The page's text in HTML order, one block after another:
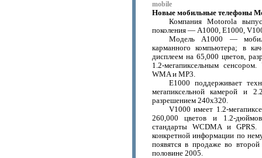
mobile
Новые мобильные телефоны
Компания Motorola
поколения — A1000, E1000,
Модель A1000 —
карманного компьютера; в
дисплеем на 65,000 цветов,
1.2-мегапиксельным
WMA и MP3.
E1000 поддерживает
мегапиксельной камерой и
разрешением 240х320.
V1000 имеет 1.2-
260,000 цветов и 1.2-
стандарты WCDMA и
конкретной информации по
появятся в продаже во
половине 2005.